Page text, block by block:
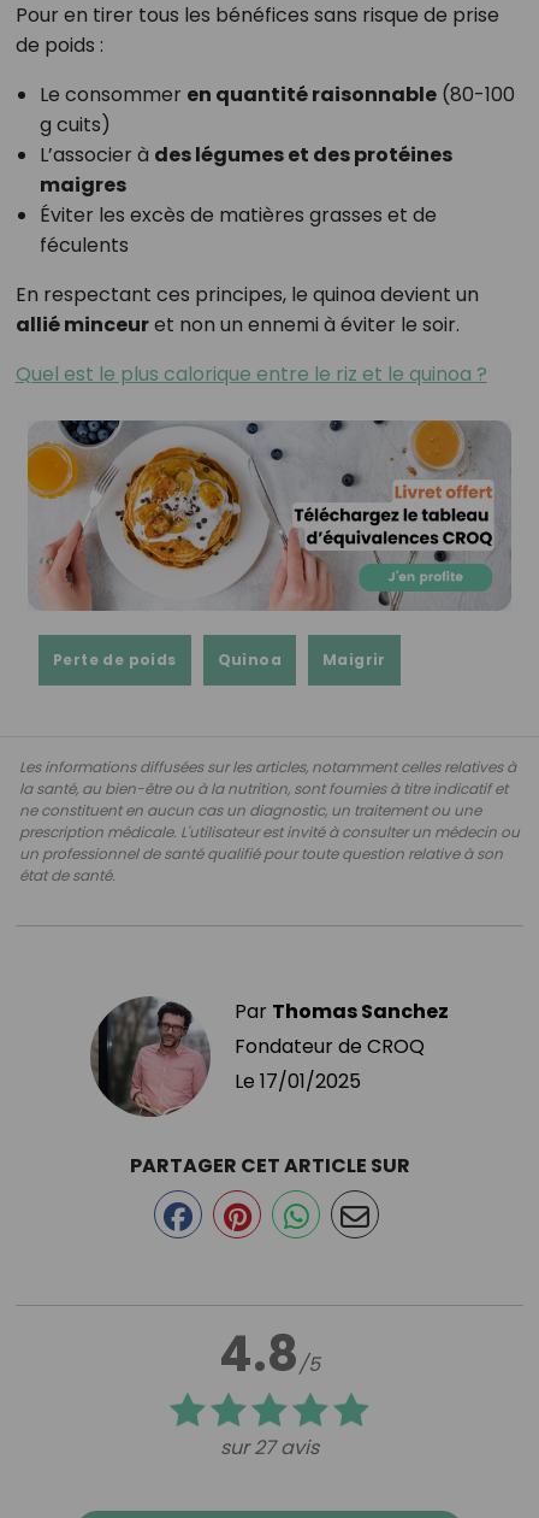
Pour en tirer tous les bénéfices sans risque de prise
de poids :
Le consommer en quantité raisonnable(80-100
g cuits)
L’associer à des légumes et des protéines
maigres
Éviter les excès de matières grasses et de
féculents
En respectant ces principes, le quinoa devient un
allié minceuret non un ennemi à éviter le soir.
Quel est le plus calorique entre le riz et le quinoa ?
Perte de poids Quinoa Maigrir
Les informations diffusées sur les articles, notamment celles relatives à
la santé, au bien-être ou à la nutrition, sont fournies à titre indicatif et
ne constituent en aucun cas un diagnostic, un traitement ou une
prescription médicale. L'utilisateur est invité à consulter un médecin ou
un professionnel de santé qualifié pour toute question relative à son
état de santé.
Par Thomas Sanchez
Fondateur de CROQ
Le 17/01/2025
4.8/5
sur 27 avis
PARTAGER CET ARTICLE SUR